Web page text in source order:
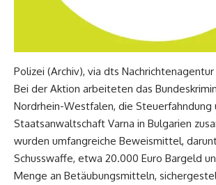
Polizei (Archiv), via dts Nachrichtenagentur
Bei der Aktion arbeiteten das
Nordrhein-Westfalen, die Steuerfahndung
Staatsanwaltschaft Varna in Bulgarien
wurden umfangreiche Beweismittel,
Schusswaffe, etwa 20.000 Euro Bargeld
Menge an Betäubungsmitteln,